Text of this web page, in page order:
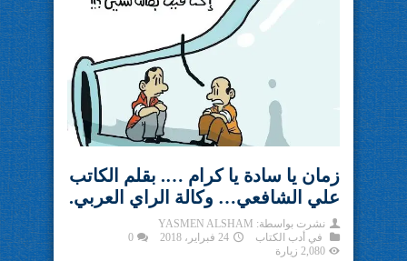
زمان يا سادة يا كرام …. بقلم الكاتب
علي الشافعي… وكالة الراي العربي.
نشرت بواسطة: YASMEN ALSHAM
في أدب الكتاب 24 فبراير، 2018
0
2,080 زيارة